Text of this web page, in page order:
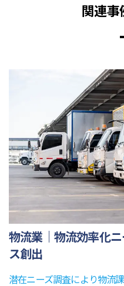
関連事
物流業｜物流効率化
ス創出
潜在ニーズ調査により物流